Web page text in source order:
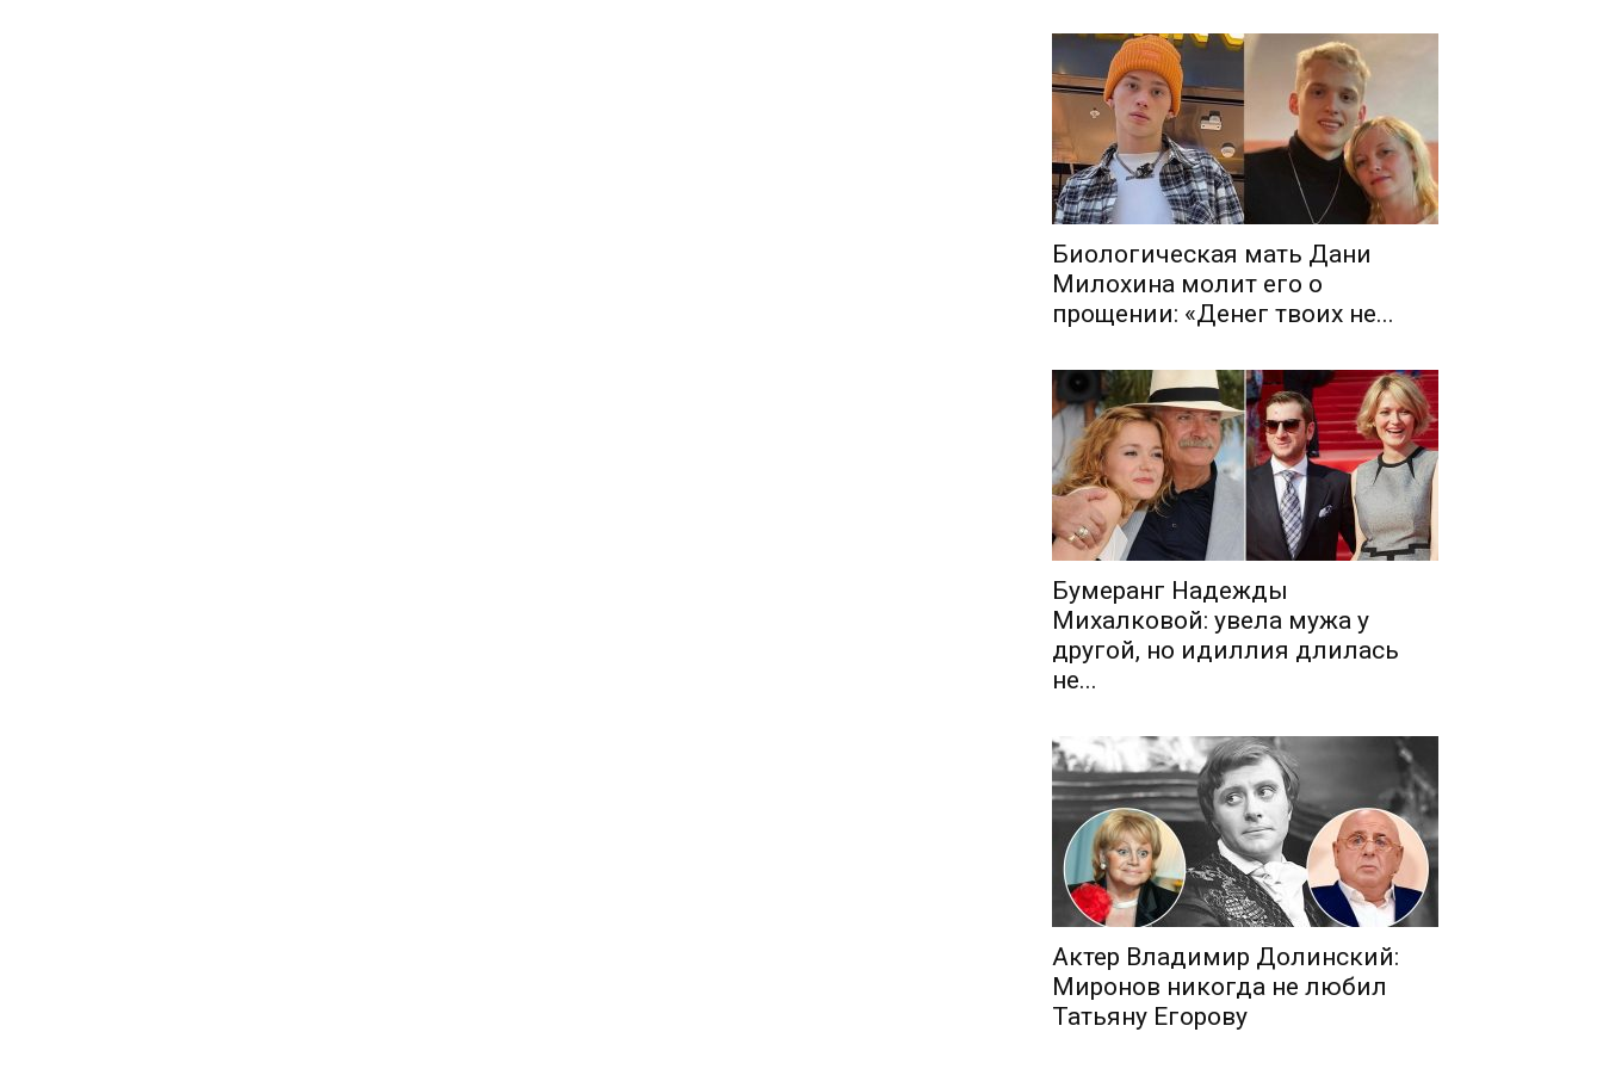
Биологическая мать Дани
Милохина молит его о
прощении: «Денег твоих не...
Бумеранг Надежды
Михалковой: увела мужа у
другой, но идиллия длилась
не...
Актер Владимир Долинский:
Миронов никогда не любил
Татьяну Егорову